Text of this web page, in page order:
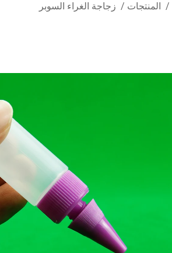
/ المنتجات / زجاجة الغراء السوبر